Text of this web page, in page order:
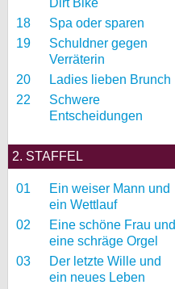
Dirt Bike
18 Spa oder sparen
19
Schuldner gegen
Verräterin
20 Ladies lieben Brunch
22
Schwere
Entscheidungen
2. STAFFEL
01
Ein weiser Mann und
ein Wettlauf
02
Eine schöne Frau und
eine schräge Orgel
03
Der letzte Wille und
ein neues Leben